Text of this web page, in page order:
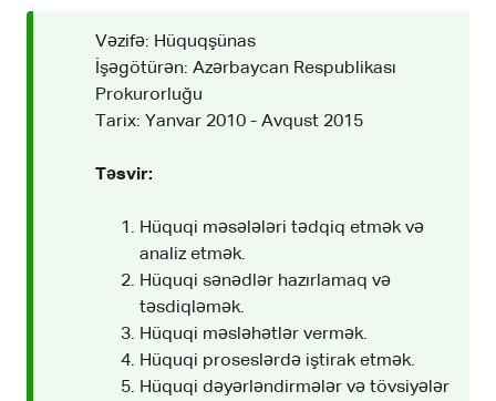
Vəzifə: Hüquqşünas
İşəgötürən: Azərbaycan Respublikası
Prokurorluğu
Tarix: Yanvar 2010 - Avqust 2015
Təsvir:
Hüquqi məsələləri tədqiq etmək və
analiz etmək.
Hüquqi sənədlər hazırlamaq və
təsdiqləmək.
Hüquqi məsləhətlər vermək.
Hüquqi proseslərdə iştirak etmək.
Hüquqi dəyərləndirmələr və tövsiyələr